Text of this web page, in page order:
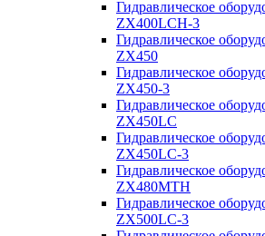
Гидравлическое
ZX400LCH-3
Гидравлическое
ZX450
Гидравлическое
ZX450-3
Гидравлическое
ZX450LC
Гидравлическое
ZX450LC-3
Гидравлическое
ZX480MTH
Гидравлическое
ZX500LC-3